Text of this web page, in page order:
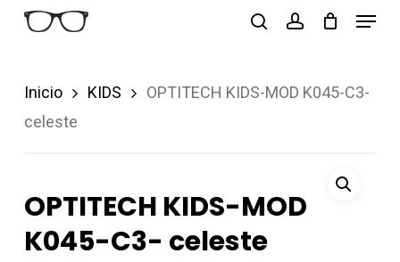
Skip
content
Menu
Inicio KIDS
OPTITECH KIDS-MOD K045-C3-
celeste
OPTITECH KIDS-MOD
K045-C3- celeste
Menu